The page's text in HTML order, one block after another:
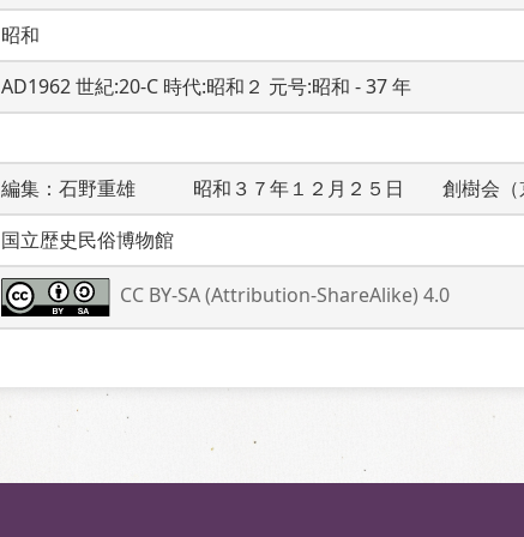
昭和
AD1962 世紀:20-C 時代:昭和２ 元号:昭和 - 37 年
編集：石野重雄　　　昭和３７年１２月２５日　　創樹会
国立歴史民俗博物館
CC BY-SA (Attribution-ShareAlike) 4.0